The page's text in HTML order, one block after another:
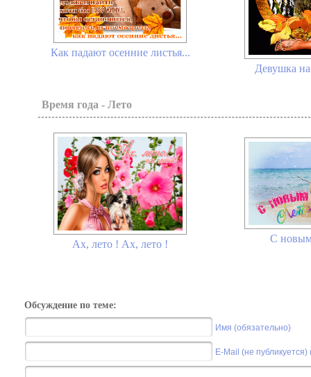
Как падают осенние листья...
Девушка
Время года - Лето
Ах, лето ! Ах, лето ! С
Обсуждение по теме:
Имя (обязательно)
E-Mail (не